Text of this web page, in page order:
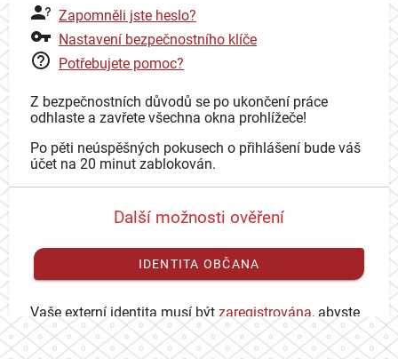
Zapomněli jste heslo?
Nastavení bezpečnostního klíče
Potřebujete pomoc?
Z bezpečnostních důvodů se po ukončení práce
odhlaste a zavřete všechna okna prohlížeče!
Po pěti neúspěšných pokusech o přihlášení bude váš
účet na 20 minut zablokován.
Další možnosti ověření
IDENTITA OBČANA
Vaše externí identita musí být zaregistrována, abyste
se mohli přihlásit ke svému CAS účtu.